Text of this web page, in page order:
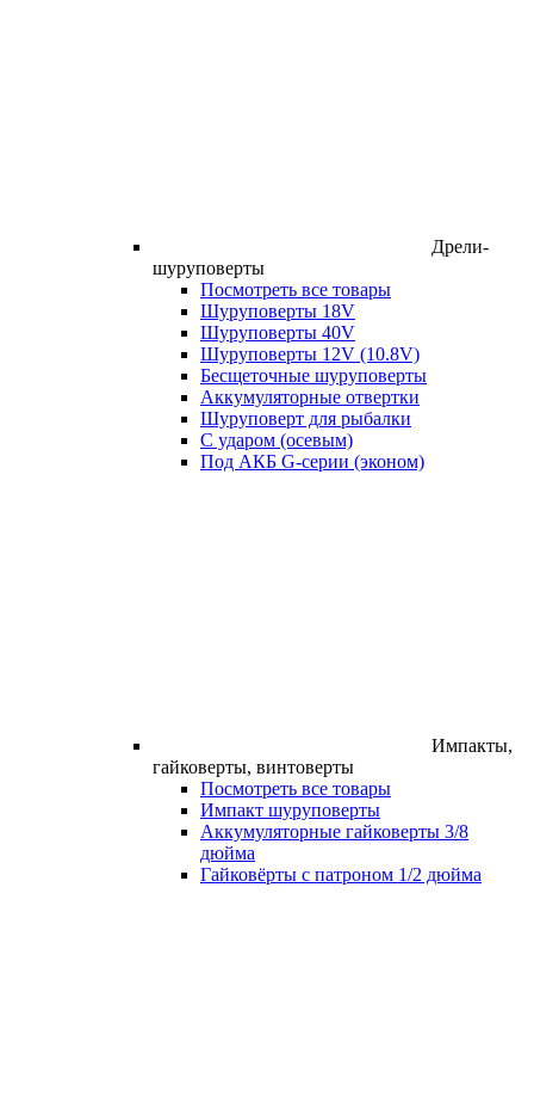
Дрели-
шуруповерты
Посмотреть все товары
Шуруповерты 18V
Шуруповерты 40V
Шуруповерты 12V (10.8V)
Бесщеточные шуруповерты
Аккумуляторные отвертки
Шуруповерт для рыбалки
С ударом (осевым)
Под АКБ G-серии (эконом)
Импакты,
гайковерты, винтоверты
Посмотреть все товары
Импакт шуруповерты
Аккумуляторные гайковерты 3/8
дюйма
Гайковёрты с патроном 1/2 дюйма